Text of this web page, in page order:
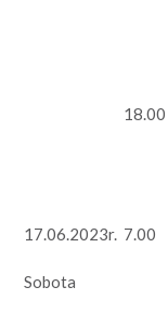
18.00
17.06.2023r.
Sobota
7.00